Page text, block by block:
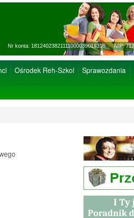
konta: 18124023821111000039019318 NIP:
Ośrodek Reh-Szkol Sprawozdania